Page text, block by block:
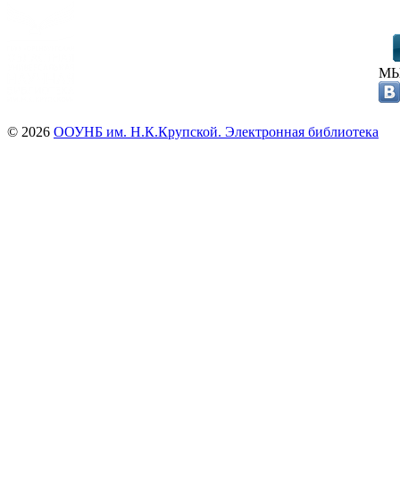
© 2026 ООУНБ им. Н.К.Крупской. Электронная библиотека